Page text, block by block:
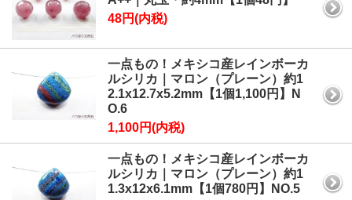
48円(内税)
一点もの！メキシコ産レインボーカ
ルシリカ｜マロン（プレーン）約1
2.1x12.7x5.2mm【1個1,100円】N
O.6
1,100円(内税)
一点もの！メキシコ産レインボーカ
ルシリカ｜マロン（プレーン）約1
1.3x12x6.1mm【1個780円】NO.5